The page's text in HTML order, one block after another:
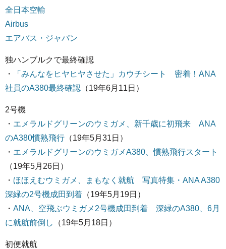
全日本空輸
Airbus
エアバス・ジャパン
独ハンブルクで最終確認
・
「みんなをヒヤヒヤさせた」カウチシート 密着！ANA
社員のA380最終確認 （19年6月11日）
2号機
・ エメラルドグリーンのウミガメ、新千歳に初飛来 ANA
のA380慣熟飛行 （19年5月31日）
・ エメラルドグリーンのウミガメA380、慣熟飛行スタート
（19年5月26日）
・ ほほえむウミガメ、まもなく就航 写真特集・ANA A380
深緑の2号機成田到着 （19年5月19日）
・ ANA、空飛ぶウミガメ2号機成田到着 深緑のA380、6月
に就航前倒し
（19年5月18日）
初便就航